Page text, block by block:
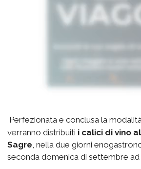
Perfezionata e conclusa la
verranno distribuiti i calici di vino
Sagre , nella due giorni
seconda domenica di settembre ad